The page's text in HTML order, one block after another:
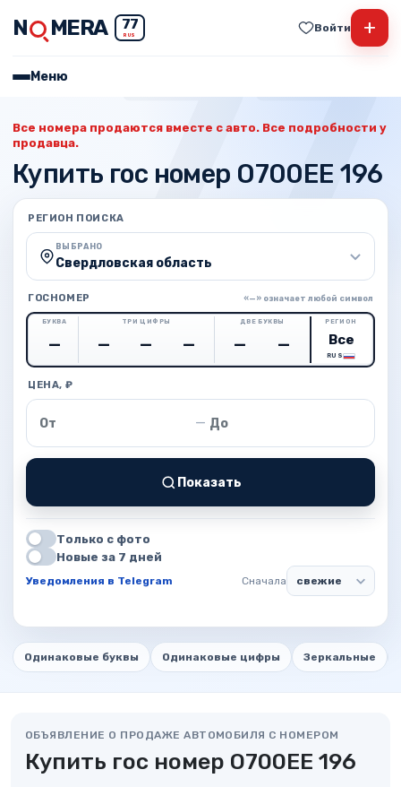
N MERA 77
RUS
Войти +
Меню
Все номера продаются вместе с авто. Все подробности у
продавца.
Купить гос номер О700ЕЕ 196
РЕГИОН ПОИСКА
ВЫБРАНО
Свердловская область
ГОСНОМЕР «—» означает любой символ
БУКВА ТРИ ЦИФРЫ ДВЕ БУКВЫ РЕГИОН
RUS
ЦЕНА, ₽
Цена от — Цена до
Показать
Только с фото
Новые за 7 дней
Уведомления в Telegram Сначала
Одинаковые буквы Одинаковые цифры Зеркальные
ОБЪЯВЛЕНИЕ О ПРОДАЖЕ АВТОМОБИЛЯ С НОМЕРОМ
Купить гос номер О700ЕЕ 196